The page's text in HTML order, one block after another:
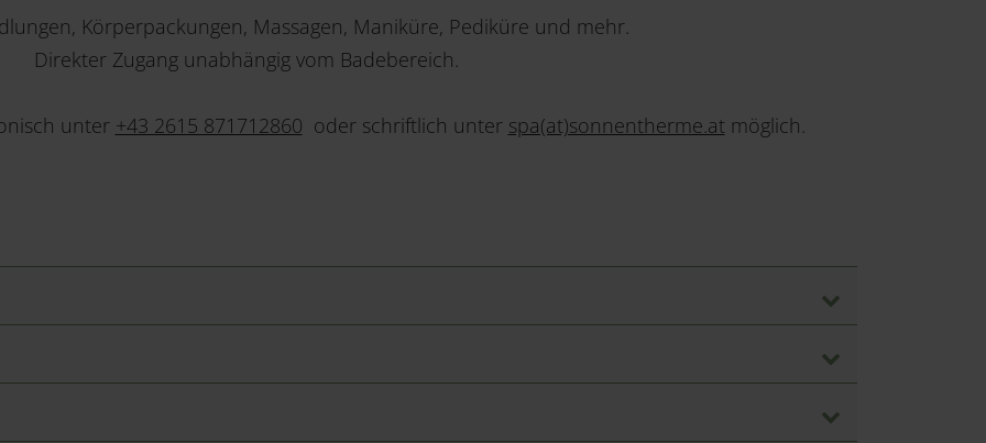
Körperpackungen, Massagen, Maniküre, Pediküre und mehr.
Direkter Zugang unabhängig vom Badebereich.
unter +43 2615 871712860 oder schriftlich unter spa(at)sonnentherme.at möglich.